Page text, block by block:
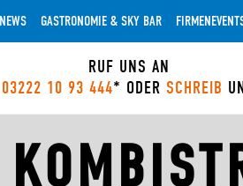
NEWS GASTRONOMIE & SKY BAR
RUF UNS AN
03222 10 93 444* ODER SCHREIB